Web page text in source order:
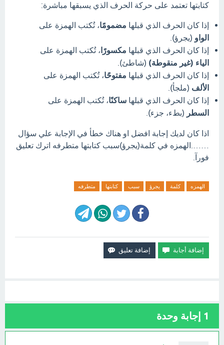
كتابتها تعتمد على حركة الحرف الذي يسبقها مباشرة:
إذا كان الحرف الذي قبلها مضمومًا، تُكتب الهمزة على
الواو (يجرؤ).
إذا كان الحرف الذي قبلها مكسورًا، تُكتب الهمزة على
الياء (غير منقوطة) (شاطئ).
إذا كان الحرف الذي قبلها مفتوحًا، تُكتب الهمزة على
الألف (ملجأ).
إذا كان الحرف الذي قبلها ساكنًا، تُكتب الهمزة على
السطر (بطء، جزء).
اذا كان لديك إجابة افضل او هناك خطأ في الإجابة علي سؤال
…….الهمزه في كلمة(يجرؤ)سبب كتابتها متطرفه اترك تعليق
فورآ.
الهمزه كلمة يجرؤ سبب كتابتها متطرفه
1 إجابة وحدة